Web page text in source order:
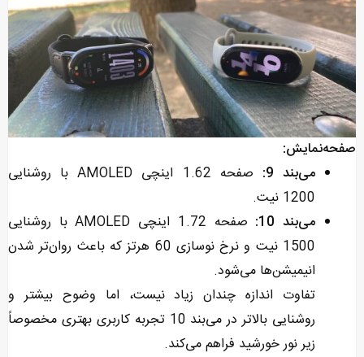
صفحه‌نمایش:
می‌بند 9:
صفحه 1.62 اینچی AMOLED با روشنایی
1200 نیت.
می‌بند 10:
صفحه 1.72 اینچی AMOLED با روشنایی
1500 نیت و نرخ نوسازی 60 هرتز که باعث روان‌تر شدن
انیمیشن‌ها می‌شود.
تفاوت اندازه چندان زیاد نیست، اما وضوح بیشتر و
روشنایی بالاتر در می‌بند 10 تجربه کاربری بهتری مخصوصاً
زیر نور خورشید فراهم می‌کند.